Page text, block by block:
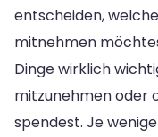
entscheiden,
mitnehmen
Dinge wirklich
mitzunehmen oder
spendest. Je